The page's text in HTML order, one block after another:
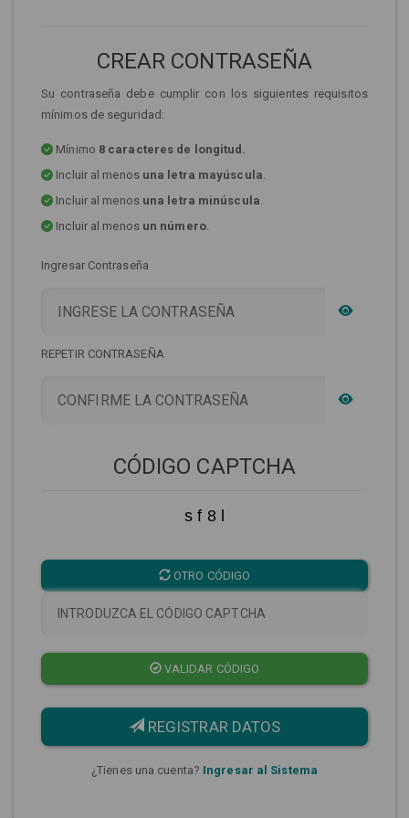
CREAR CONTRASEÑA
Su contraseña debe cumplir con los siguientes requisitos
mínimos de seguridad:
Mínimo 8 caracteres de longitud.
Incluir al menos una letra mayúscula.
Incluir al menos una letra minúscula.
Incluir al menos un número.
Ingresar Contraseña
REPETIR CONTRASEÑA
CÓDIGO CAPTCHA
s f 8 l
OTRO CÓDIGO
VALIDAR CÓDIGO
REGISTRAR DATOS
¿Tienes una cuenta? Ingresar al Sistema